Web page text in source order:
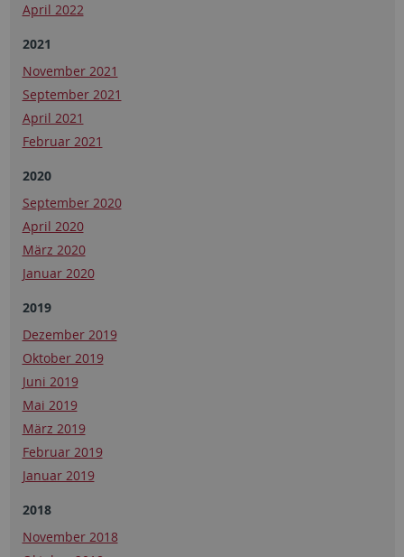
April 2022
2021
November 2021
September 2021
April 2021
Februar 2021
2020
September 2020
April 2020
März 2020
Januar 2020
2019
Dezember 2019
Oktober 2019
Juni 2019
Mai 2019
März 2019
Februar 2019
Januar 2019
2018
November 2018